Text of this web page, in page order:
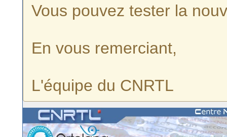
Vous pouvez tester la
En vous remerciant,
L'équipe du CNRTL